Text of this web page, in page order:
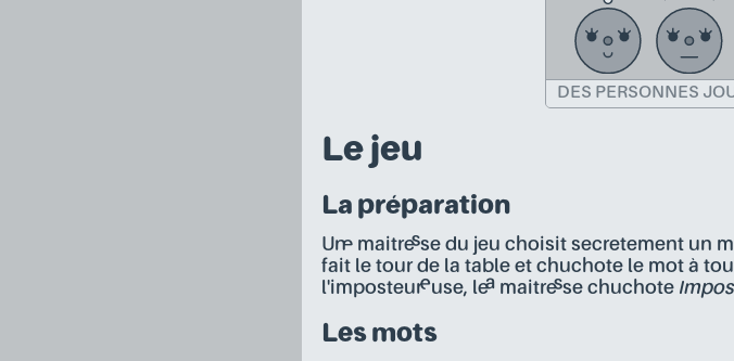
DES PERSONNES
Le jeu
La préparation
Un·e maitre·sse du jeu choisit secretement un
fait le tour de la table et chuchote le mot à
l'imposteur·euse, le·a maitre·sse chuchote
Les mots